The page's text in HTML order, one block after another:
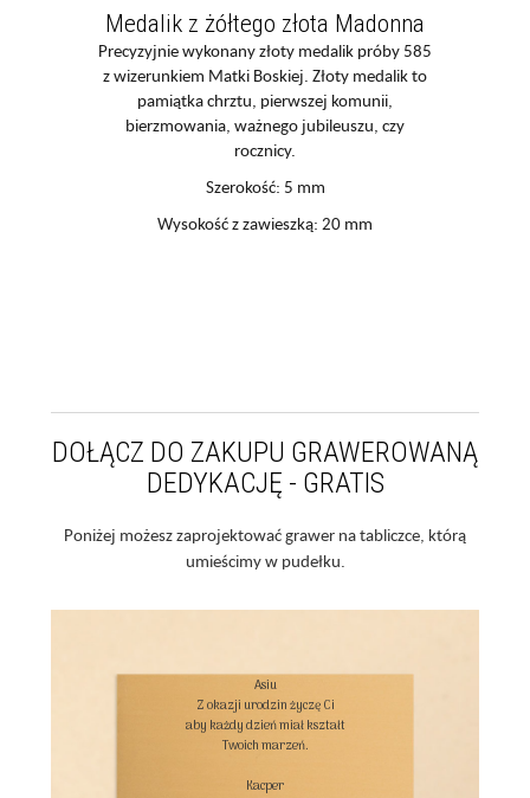
Medalik z żółtego złota Madonna
Precyzyjnie wykonany złoty medalik próby 585
z wizerunkiem Matki Boskiej. Złoty medalik to
pamiątka chrztu, pierwszej komunii,
bierzmowania, ważnego jubileuszu, czy
rocznicy.
Szerokość: 5 mm
Wysokość z zawieszką: 20 mm
DOŁĄCZ DO ZAKUPU GRAWEROWANĄ
DEDYKACJĘ - GRATIS
Poniżej możesz zaprojektować grawer na tabliczce, którą
umieścimy w pudełku.
Asiu
Z okazji urodzin życzę Ci
aby każdy dzień miał kształt
Twoich marzeń.
Kacper